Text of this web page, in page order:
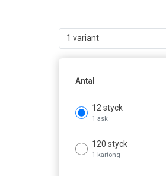
1 variant
Antal
12 styck
1 ask
120 styck
1 kartong